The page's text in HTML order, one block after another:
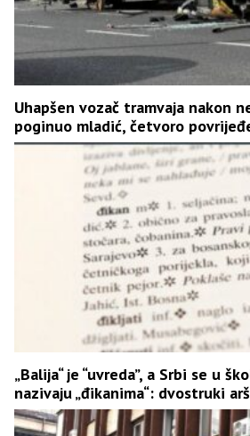
Uhapšen vozač tramvaja nakon
poginuo mladić, četvoro
„Balija“ je “uvreda”, a Srbi se u
nazivaju „đikanima“: dvostruki